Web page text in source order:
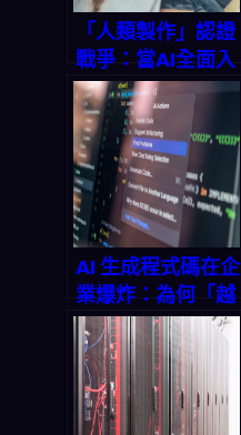
「人類製作」認證
戰爭：當AI全面入
侵創作領域，八個
組織搶定下一個公
平貿易標章
AI 生成程式碼在企
業爆炸：為何「越
快寫越亂」？以及
2026 年技術債務
如何被你反殺